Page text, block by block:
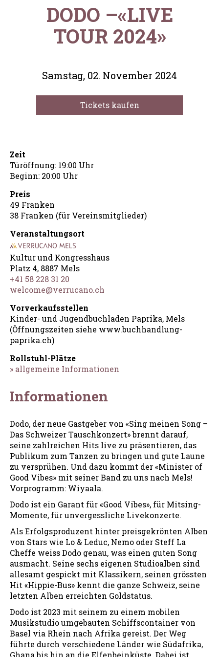
DODO –«LIVE
TOUR 2024»
Samstag, 02. November 2024
Tickets kaufen
Zeit
Türöffnung: 19:00 Uhr
Beginn: 20:00 Uhr
Preis
49 Franken
38 Franken (für Vereinsmitglieder)
Veranstaltungsort
Kultur und Kongresshaus
Platz 4, 8887 Mels
+41 58 228 31 20
welcome@verrucano.ch
Vorverkaufsstellen
Kinder- und Jugendbuchladen Paprika, Mels
(Öffnungszeiten siehe www.buchhandlung-
paprika.ch)
Rollstuhl-Plätze
» allgemeine Informationen
Informationen
Dodo, der neue Gastgeber von «Sing meinen Song –
Das Schweizer Tauschkonzert» brennt darauf,
seine zahlreichen Hits live zu präsentieren, das
Publikum zum Tanzen zu bringen und gute Laune
zu versprühen. Und dazu kommt der «Minister of
Good Vibes» mit seiner Band zu uns nach Mels!
Vorprogramm: Wiyaala.
Dodo ist ein Garant für «Good Vibes», für Mitsing-
Momente, für unvergessliche Livekonzerte.
Als Erfolgsproduzent hinter preisgekrönten Alben
von Stars wie Lo & Leduc, Nemo oder Steff La
Cheffe weiss Dodo genau, was einen guten Song
ausmacht. Seine sechs eigenen Studioalben sind
allesamt gespickt mit Klassikern, seinen grössten
Hit «Hippie-Bus» kennt die ganze Schweiz, seine
letzten Alben erreichten Goldstatus.
Dodo ist 2023 mit seinem zu einem mobilen
Musikstudio umgebauten Schiffscontainer von
Basel via Rhein nach Afrika gereist. Der Weg
führte durch verschiedene Länder wie Südafrika,
Ghana bis hin an die Elfenbeinküste. Dabei ist